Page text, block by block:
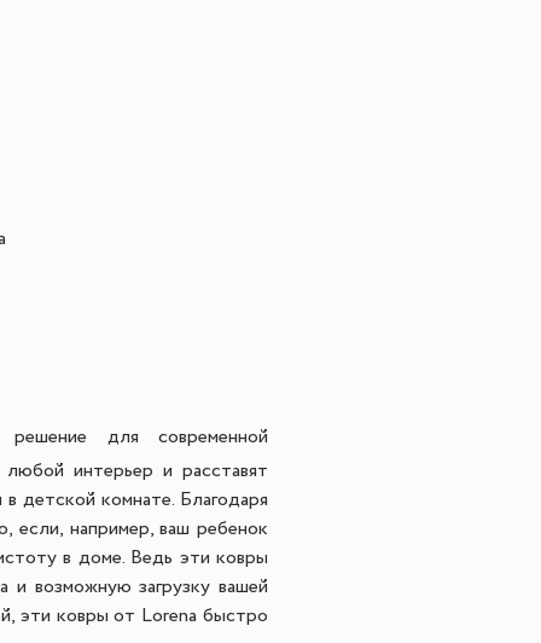
для современной
интерьер и расставят
детской комнате. Благодаря
если, например, ваш ребенок
в доме. Ведь эти ковры
и возможную загрузку вашей
эти ковры от Lorena быстро